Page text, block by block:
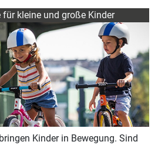
kleine und große Kinder
bringen Kinder in Bewegung. Sind